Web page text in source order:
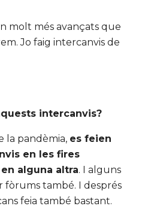
molt més avançats que
Jo faig intercanvis de
intercanvis?
la pandèmia, es feien
en les fires
en alguna altra. I alguns
fòrums també. I després
feia també bastant.